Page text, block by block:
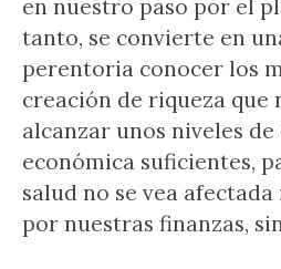
en nuestro paso por el
tanto, se convierte en
perentoria conocer los
creación de riqueza que
alcanzar unos niveles
económica suficientes,
salud no se vea
por nuestras finanzas,